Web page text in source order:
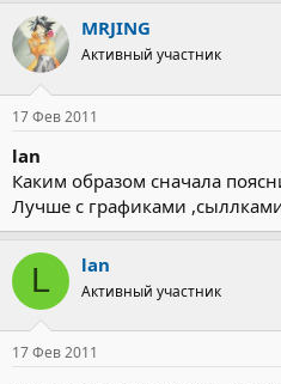
MRJING
Активный участник
17 Фев 2011
lan
Каким образом сначала
Лучше с графиками
L lan
Активный участник
17 Фев 2011